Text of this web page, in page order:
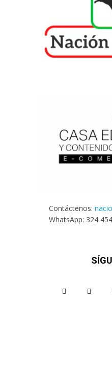
Contáctenos:
WhatsApp: 324